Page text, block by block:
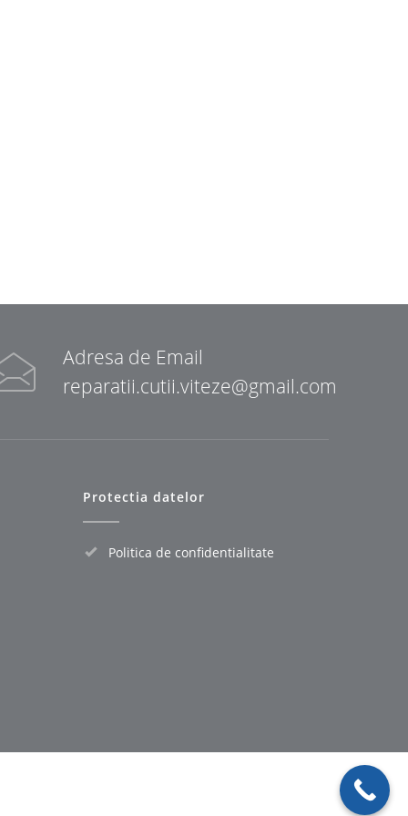
Adresa de Email
reparatii.cutii.viteze@gmail.com
Protectia datelor
Politica de confidentialitate